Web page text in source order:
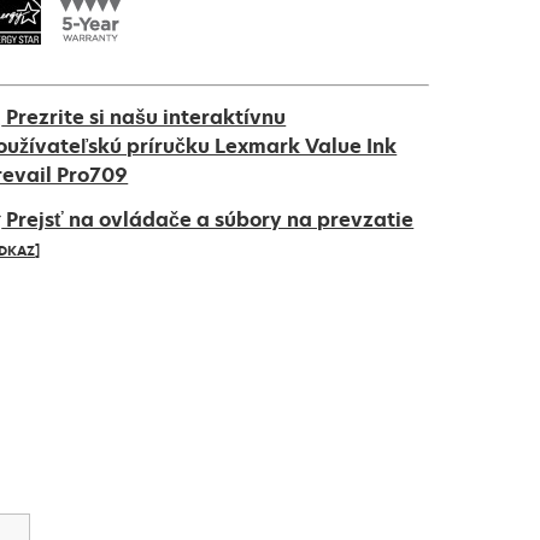
Prezrite si našu interaktívnu
príručku Lexmark Value Ink
Pro709
Prejsť na ovládače a súbory na prevzatie